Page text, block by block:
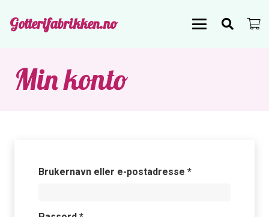
Gotterifabrikken.no
Min konto
Brukernavn eller e-postadresse *Påkrevd